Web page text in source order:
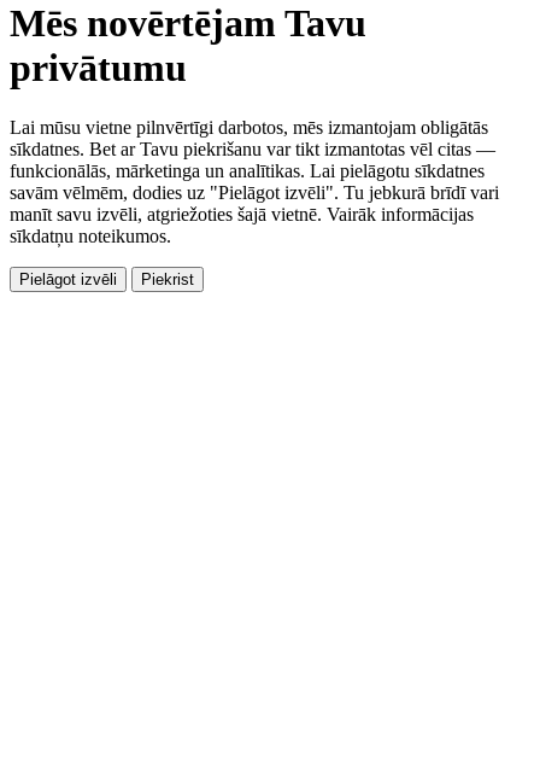
Mēs novērtējam Tavu
privātumu
Lai mūsu vietne pilnvērtīgi darbotos, mēs izmantojam obligātās
sīkdatnes. Bet ar Tavu piekrišanu var tikt izmantotas vēl citas —
funkcionālās, mārketinga un analītikas. Lai pielāgotu sīkdatnes
savām vēlmēm, dodies uz "Pielāgot izvēli". Tu jebkurā brīdī vari
manīt savu izvēli, atgriežoties šajā vietnē. Vairāk informācijas
sīkdatņu noteikumos.
Pielāgot izvēli Piekrist